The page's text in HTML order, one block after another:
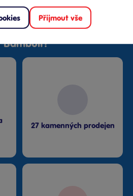
Bambuli?
27 kamenných prodejen
Přijmout vše